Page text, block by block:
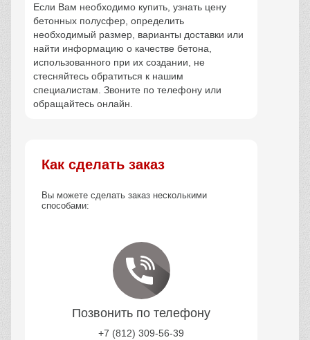
Если Вам необходимо купить, узнать цену
бетонных полусфер, определить
необходимый размер, варианты доставки или
найти информацию о качестве бетона,
использованного при их создании, не
стесняйтесь обратиться к нашим
специалистам. Звоните по телефону или
обращайтесь онлайн.
Как сделать заказ
Вы можете сделать заказ несколькими
способами:
Позвонить по телефону
+7 (812) 309-56-39